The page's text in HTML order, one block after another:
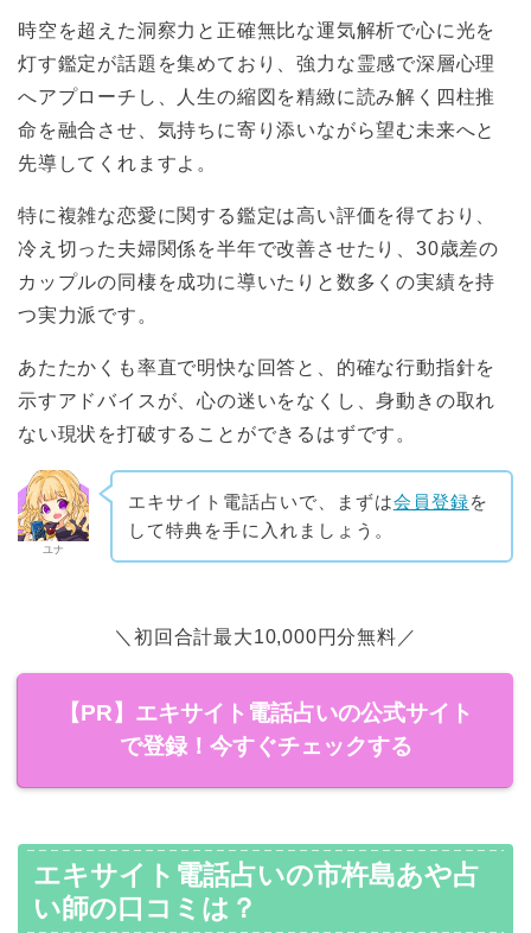
時空を超えた洞察力と正確無比な運気解析で心に光を
灯す鑑定が話題を集めており、強力な霊感で深層心理
へアプローチし、人生の縮図を精緻に読み解く四柱推
命を融合させ、気持ちに寄り添いながら望む未来へと
先導してくれますよ。
特に複雑な恋愛に関する鑑定は高い評価を得ており、
冷え切った夫婦関係を半年で改善させたり、30歳差の
カップルの同棲を成功に導いたりと数多くの実績を持
つ実力派です。
あたたかくも率直で明快な回答と、的確な行動指針を
示すアドバイスが、心の迷いをなくし、身動きの取れ
ない現状を打破することができるはずです。
ユナ
エキサイト電話占いで、まずは会員登録を
して特典を手に入れましょう。
＼初回合計最大10,000円分無料／
【PR】エキサイト電話占いの公式サイト
で登録！今すぐチェックする
エキサイト電話占いの市杵島あや占
い師の口コミは？